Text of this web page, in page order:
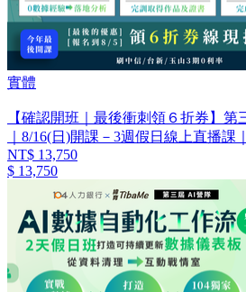
實體
【確認開班｜最後衝刺領６折券】
｜8/16(日)開課－3週假日線上直播課
NT$ 13,750
$ 13,750